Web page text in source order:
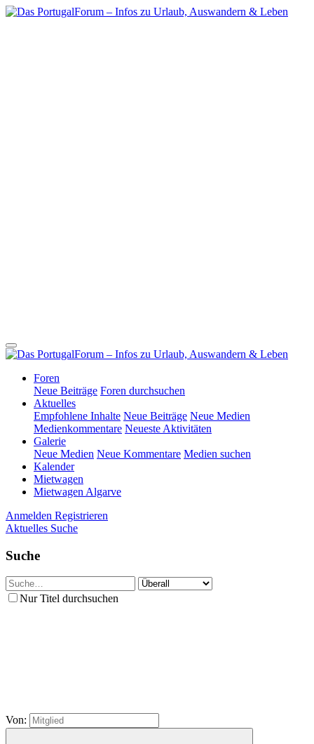
Foren
Neue Beiträge Foren durchsuchen
Aktuelles
Empfohlene Inhalte Neue Beiträge Neue Medien
Medienkommentare Neueste Aktivitäten
Galerie
Neue Medien Neue Kommentare Medien suchen
Kalender
Mietwagen
Mietwagen Algarve
Anmelden Registrieren
Aktuelles Suche
Suche
Nur Titel durchsuchen
Von: